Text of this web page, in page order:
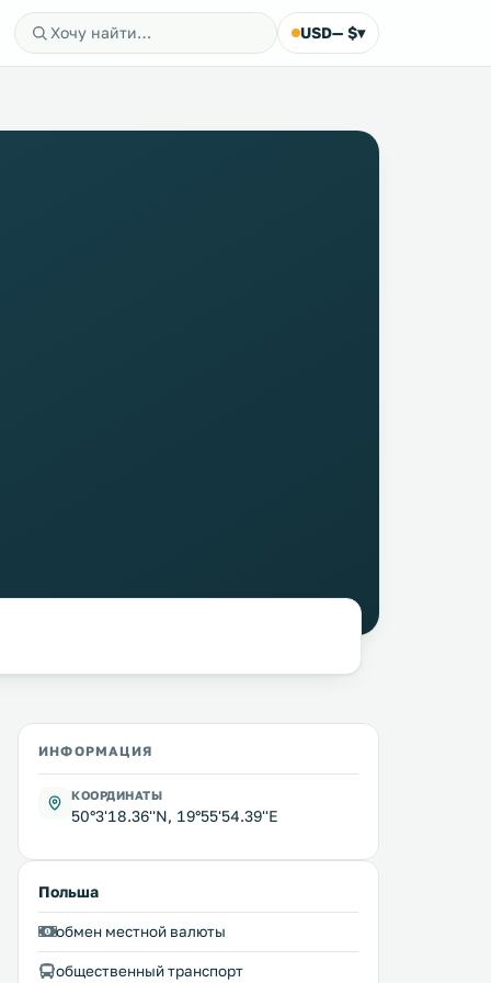
USD— $▾
ИНФОРМАЦИЯ
КООРДИНАТЫ
50°3'18.36''N, 19°55'54.39''E
Польша
обмен местной валюты
общественный транспорт